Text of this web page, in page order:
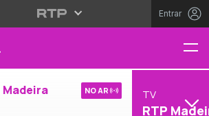
Entrar
NO AR TV
RTP